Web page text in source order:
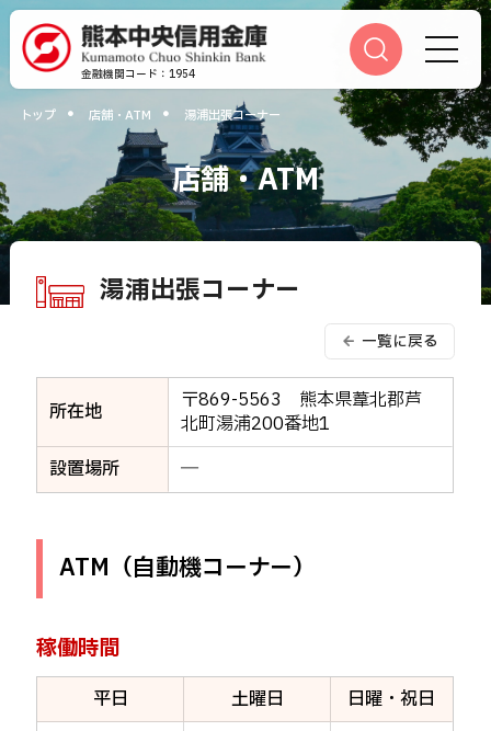
金融機関コード：1954
トップ 店舗・ATM 湯浦出張コーナー
店舗・ATM
湯浦出張コーナー
一覧に戻る
所在地
〒869-5563 熊本県葦北郡芦
北町湯浦200番地1
設置場所
―
ATM（自動機コーナー）
稼働時間
平日 土曜日
日曜・祝日
貯める
ふやす
運用する
そなえる
便利に
つかう
相談する
店舗・ATM
当金庫について
採用情報
手数料一覧
相談予約
各種規定集のご案内
キャッシュカード利用
休眠預金等のお取り扱いについ
て
電子決済等代行業者について
サイトマップ
インターネットバンキング